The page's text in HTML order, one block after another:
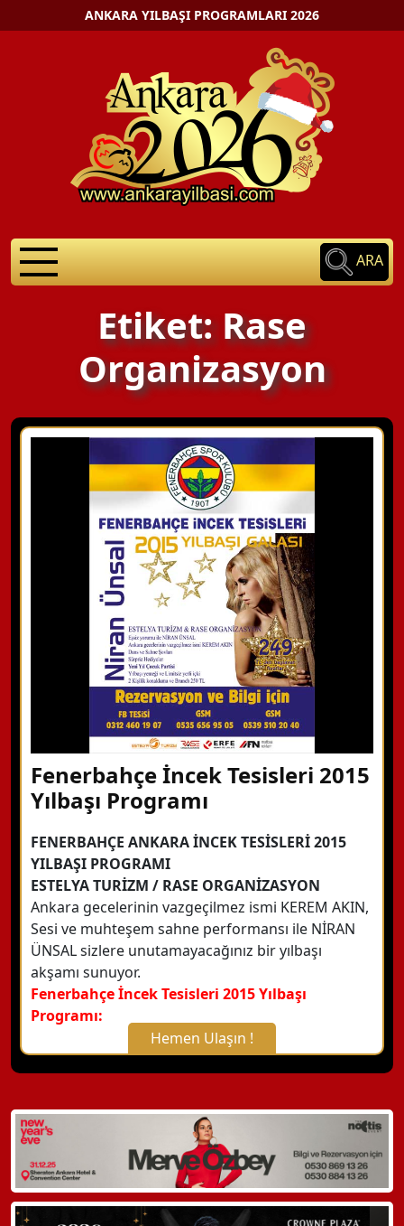
ANKARA YILBAŞI PROGRAMLARI 2026
ARA
Etiket: Rase
Organizasyon
Fenerbahçe İncek Tesisleri 2015
Yılbaşı Programı
FENERBAHÇE ANKARA İNCEK TESİSLERİ 2015
YILBAŞI PROGRAMI
ESTELYA TURİZM / RASE ORGANİZASYON
Ankara gecelerinin vazgeçilmez ismi KEREM AKIN,
Sesi ve muhteşem sahne performansı ile NİRAN
ÜNSAL sizlere unutamayacağınız bir yılbaşı
akşamı sunuyor.
Fenerbahçe İncek Tesisleri 2015 Yılbaşı
Programı:
Hemen Ulaşın !
X Kapat
WhatsApp ile Bilgi Alın
Hemen Arayın